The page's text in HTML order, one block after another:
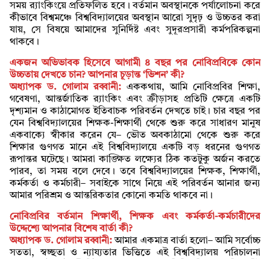
সময় র‍্যাংকিংয়ে প্রতিফলিত হবে। বর্তমান অবস্থানকে পর্যালোচনা করে
কীভাবে বিশ্বমঞ্চে বিশ্ববিদ্যালয়ের অবস্থান আরো সুদৃঢ় ও উচ্চতর করা
যায়, সে বিষয়ে আমাদের সুনির্দিষ্ট এবং সুদূরপ্রসারী কর্মপরিকল্পনা
থাকবে।
একজন অভিভাবক হিসেবে আগামী ৪ বছর পর নোবিপ্রবিকে কোন
উচ্চতায় দেখতে চান? আপনার চূড়ান্ত ‌‘ভিশন’ কী?
অধ্যাপক ড. গোলাম রব্বানী: এককথায়, আমি নোবিপ্রবির শিক্ষা,
গবেষণা, আন্তর্জাতিক র‍্যাংকিং এবং ক্রীড়াসহ প্রতিটি ক্ষেত্রে একটি
দৃশ্যমান ও কাঠামোগত ইতিবাচক পরিবর্তন দেখতে চাই। চার বছর পর
যেন বিশ্ববিদ্যালয়ের শিক্ষক-শিক্ষার্থী থেকে শুরু করে সাধারণ মানুষ
একবাক্যে স্বীকার করেন যে– ভৌত অবকাঠামো থেকে শুরু করে
শিক্ষার গুণগত মানে এই বিশ্ববিদ্যালয়ে একটি বড় ধরনের গুণগত
রূপান্তর ঘটেছে। আমরা কাঙ্ক্ষিত লক্ষ্যের ঠিক কতটুকু অর্জন করতে
পারব, তা সময় বলে দেবে। তবে বিশ্ববিদ্যালয়ের শিক্ষক, শিক্ষার্থী,
কর্মকর্তা ও কর্মচারী– সবাইকে সাথে নিয়ে এই পরিবর্তন আনার জন্য
আমার পরিশ্রম ও আন্তরিকতার কোনো কমতি থাকবে না।
নোবিপ্রবির বর্তমান শিক্ষার্থী, শিক্ষক এবং কর্মকর্তা-কর্মচারীদের
উদ্দেশ্যে আপনার বিশেষ বার্তা কী?
অধ্যাপক ড. গোলাম রব্বানী:আমার একমাত্র বার্তা হলো– আমি সর্বোচ্চ
সততা, স্বচ্ছতা ও ন্যায্যতার ভিত্তিতে এই বিশ্ববিদ্যালয় পরিচালনা